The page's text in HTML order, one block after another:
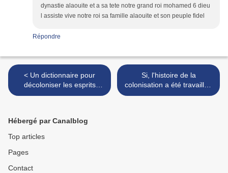
dynastie alaouite et a sa tete notre grand roi mohamed 6 dieu
l assiste vive notre roi sa famille alaouite et son peuple fidel
Répondre
< Un dictionnaire pour
décoloniser les esprits
(Hervé Nathan)
Si, l'histoire de la
colonisation a été travaillée
(CCV) >
Hébergé par Canalblog
Top articles
Pages
Contact